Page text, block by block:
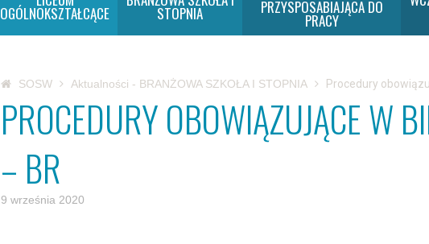
OGÓLNOKSZTAŁCĄCE STOPNIA PRZYSPOSABIAJĄCA DO
PRACY
SOSW Aktualności - BRANŻOWA SZKOŁA I STOPNIA Procedury
PROCEDURY OBOWIĄZUJĄCE W
– BR
9 września 2020